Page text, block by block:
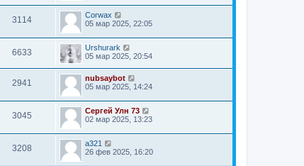
3114
Corwax
05 мар 2025, 22:05
6633
Urshurark
05 мар 2025, 20:54
2941
nubsaybot
05 мар 2025, 14:24
3045
Сергей Улн 73
02 мар 2025, 13:23
3208
a321
26 фев 2025, 16:20